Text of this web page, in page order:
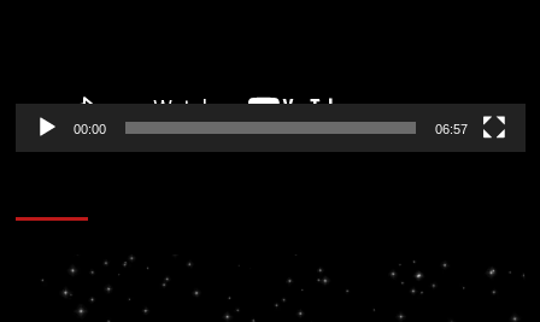
00:00 06:57
Reproductor